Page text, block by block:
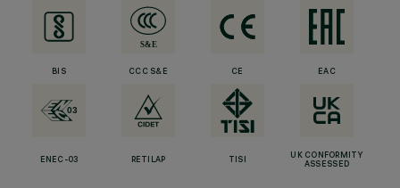
BIS CCC S&E CE EAC
ENEC-03 RETILAP TISI
UK CONFORMITY
ASSESSED